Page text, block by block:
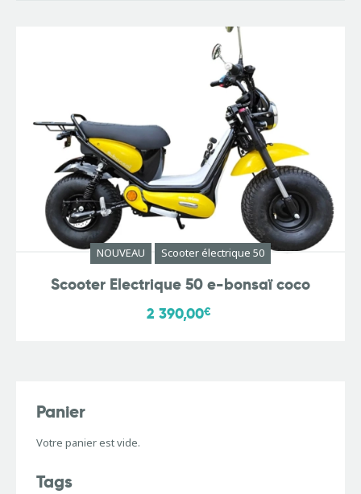
NOUVEAU Scooter électrique 50
Scooter Electrique 50 e-bonsaï coco
2 390,00€
Panier
Votre panier est vide.
Tags